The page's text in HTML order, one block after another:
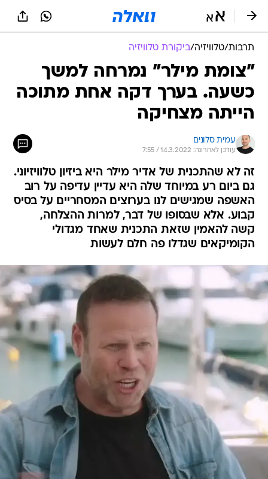
תרבות/טלוויזיה/ביקורת טלוויזיה
"צומת מילר" נמרחה למשך
כשעה. בערך דקה אחת מתוכה
הייתה מצחיקה
עמית סלונים
עודכן לאחרונה: 14.3.2022 / 7:55
זה לא שהתכנית של אדיר מילר היא ביזיון טלוויזיוני.
גם ביום רע במיוחד שלה היא עדיין עדיפה על רוב
האשפה שמגישים לנו בערוצים המסחריים על בסיס
קבוע. אלא שבסופו של דבר, למרות ההצלחה,
קשה להאמין שזאת התכנית שאחד מגדולי
הקומיקאים שגדלו פה חלם לעשות